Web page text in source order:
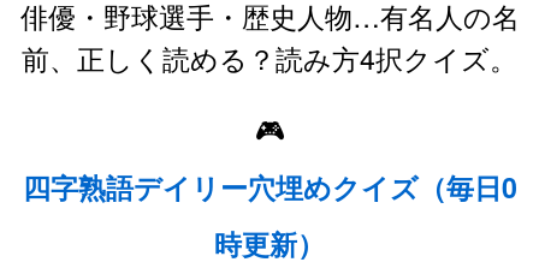
俳優・野球選手・歴史人物…有名人の名
前、正しく読める？読み方4択クイズ。
🎮
四字熟語デイリー穴埋めクイズ（毎日0
時更新）